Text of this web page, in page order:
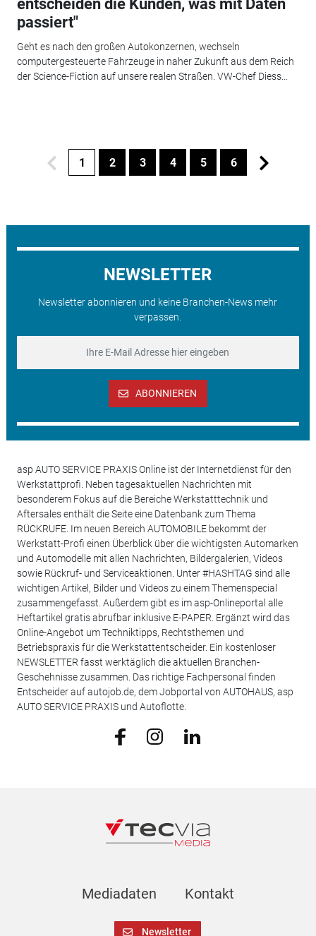
entscheiden die Kunden, was mit Daten
passiert"
Geht es nach den großen Autokonzernen, wechseln
computergesteuerte Fahrzeuge in naher Zukunft aus dem Reich
der Science-Fiction auf unsere realen Straßen. VW-Chef Diess...
1 2 3 4 5 6
NEWSLETTER
Newsletter abonnieren und keine Branchen-News mehr
verpassen.
ABONNIEREN
asp AUTO SERVICE PRAXIS Online ist der Internetdienst für den
Werkstattprofi. Neben tagesaktuellen Nachrichten mit
besonderem Fokus auf die Bereiche Werkstatttechnik und
Aftersales enthält die Seite eine Datenbank zum Thema
RÜCKRUFE. Im neuen Bereich AUTOMOBILE bekommt der
Werkstatt-Profi einen Überblick über die wichtigsten Automarken
und Automodelle mit allen Nachrichten, Bildergalerien, Videos
sowie Rückruf- und Serviceaktionen. Unter #HASHTAG sind alle
wichtigen Artikel, Bilder und Videos zu einem Themenspecial
zusammengefasst. Außerdem gibt es im asp-Onlineportal alle
Heftartikel gratis abrufbar inklusive E-PAPER. Ergänzt wird das
Online-Angebot um Techniktipps, Rechtsthemen und
Betriebspraxis für die Werkstattentscheider. Ein kostenloser
NEWSLETTER fasst werktäglich die aktuellen Branchen-
Geschehnisse zusammen. Das richtige Fachpersonal finden
Entscheider auf autojob.de, dem Jobportal von AUTOHAUS, asp
AUTO SERVICE PRAXIS und Autoflotte.
Mediadaten Kontakt
Newsletter